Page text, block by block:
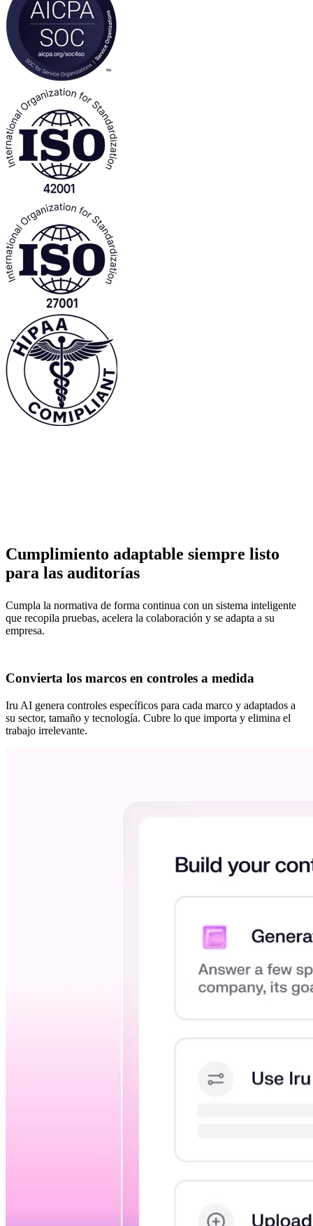
Cumplimiento adaptable siempre listo
para las auditorías
Cumpla la normativa de forma continua con un sistema inteligente
que recopila pruebas, acelera la colaboración y se adapta a su
empresa.
Convierta los marcos en controles a medida
Iru AI genera controles específicos para cada marco y adaptados a
su sector, tamaño y tecnología. Cubre lo que importa y elimina el
trabajo irrelevante.